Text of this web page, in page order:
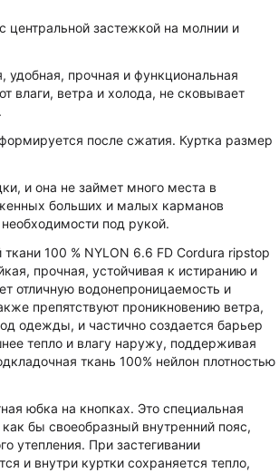
центральной застежкой на молнии и
прочная и функциональная
влаги, ветра и холода, не сковывает
после сжатия. Куртка размер
и она не займет много места в
больших и малых карманов
под рукой.
100 % NYLON 6.6 FD Cordura ripstop
прочная, устойчивая к истиранию и
отличную водонепроницаемость и
препятствуют проникновению ветра,
одежды, и частично создается барьер
тепло и влагу наружу, поддерживая
ткань 100% нейлон плотностью
юбка на кнопках. Это специальная
бы своеобразный внутренний пояс,
утепления. При застегивании
и внутри куртки сохраняется тепло,